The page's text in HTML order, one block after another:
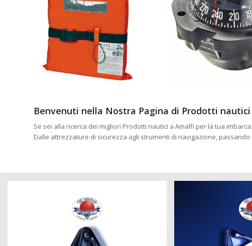
Benvenuti nella Nostra Pagina di Prodotti nautici
Se sei alla ricerca dei migliori Prodotti nautici a Amalfi per la tua
Dalle attrezzature di sicurezza agli strumenti di navigazione,